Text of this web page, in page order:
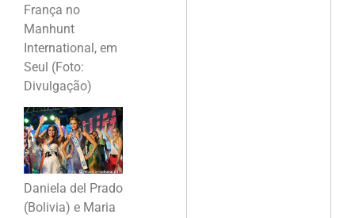
França no
Manhunt
International, em
Seul (Foto:
Divulgação)
Daniela del Prado
(Bolivia) e Maria